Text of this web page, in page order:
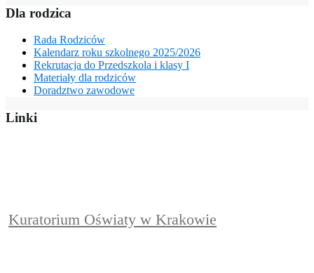
Dla rodzica
Rada Rodziców
Kalendarz roku szkolnego 2025/2026
Rekrutacja do Przedszkola i klasy I
Materiały dla rodziców
Doradztwo zawodowe
Linki
Kuratorium Oświaty w Krakowie